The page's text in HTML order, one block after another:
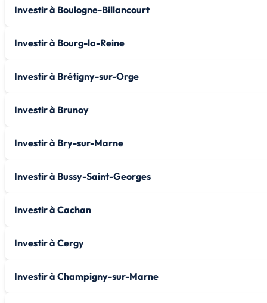
Investir à Boulogne-Billancourt
Investir à Bourg-la-Reine
Investir à Brétigny-sur-Orge
Investir à Brunoy
Investir à Bry-sur-Marne
Investir à Bussy-Saint-Georges
Investir à Cachan
Investir à Cergy
Investir à Champigny-sur-Marne